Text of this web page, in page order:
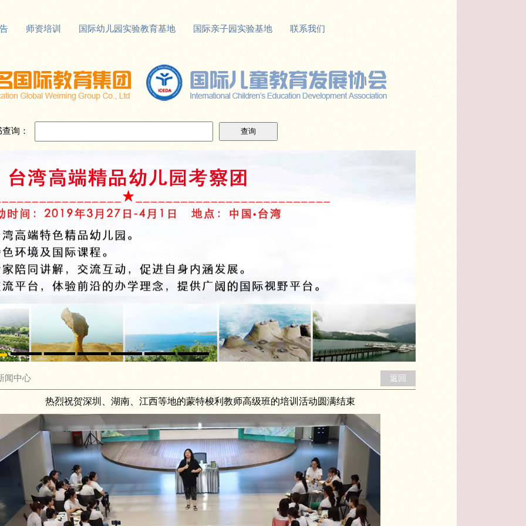
师资培训 国际幼儿园实验教育基地 国际亲子园实验基地 联系我们
询：
闻中心 返回
热烈祝贺深圳、湖南、江西等地的蒙特梭利教师高级班的培训活动圆满结束